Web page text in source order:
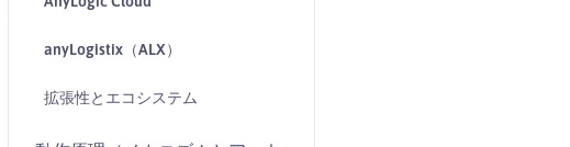
anyLogistix（ALX）
拡張性とエコシステム